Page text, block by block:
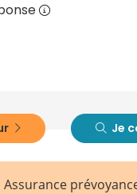
Je
Assurance